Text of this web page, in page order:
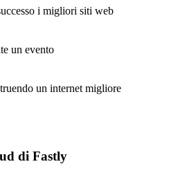
i migliori siti web
un evento
un internet migliore
di Fastly